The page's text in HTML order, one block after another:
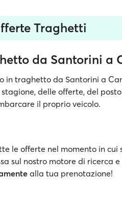
Traghetti
da Santorini a
in traghetto da Santorini a
delle offerte, del
il proprio veicolo.
le offerte nel momento in cui
sul nostro motore di ricerca e
alla tua prenotazione!